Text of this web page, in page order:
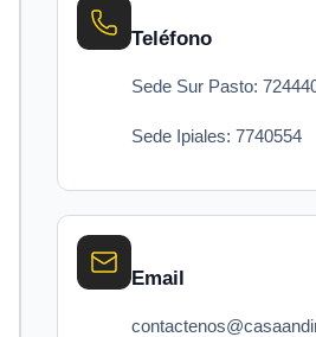
Teléfono
Sede Sur Pasto:
Sede Ipiales: 7740554
Email